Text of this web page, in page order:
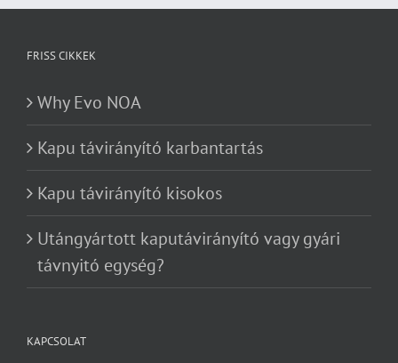
FRISS CIKKEK
Why Evo NOA
Kapu távirányító karbantartás
Kapu távirányító kisokos
Utángyártott kaputávirányító vagy gyári
távnyitó egység?
KAPCSOLAT